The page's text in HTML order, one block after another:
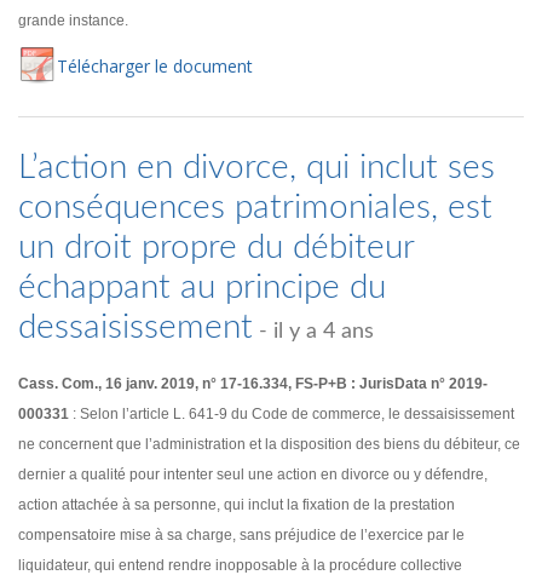
grande instance.
Télécharger le document
L’action en divorce, qui inclut ses
conséquences patrimoniales, est
un droit propre du débiteur
échappant au principe du
dessaisissement - il y a 4 ans
Cass. Com., 16 janv. 2019, n° 17-16.334, FS-P+B : JurisData n° 2019-
000331 : Selon l’article L. 641-9 du Code de commerce, le dessaisissement
ne concernent que l’administration et la disposition des biens du débiteur, ce
dernier a qualité pour intenter seul une action en divorce ou y défendre,
action attachée à sa personne, qui inclut la fixation de la prestation
compensatoire mise à sa charge, sans préjudice de l’exercice par le
liquidateur, qui entend rendre inopposable à la procédure collective